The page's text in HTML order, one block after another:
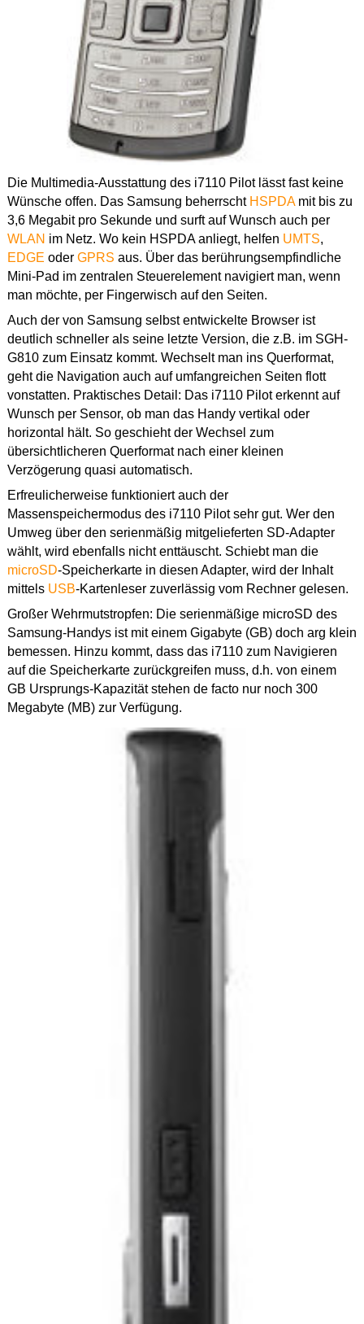
Die Multimedia-Ausstattung des i7110 Pilot lässt fast keine
Wünsche offen. Das Samsung beherrscht HSPDAmit bis zu
3,6 Megabit pro Sekunde und surft auf Wunsch auch per
WLAN im Netz. Wo kein HSPDA anliegt, helfen UMTS,
EDGE oder GPRS aus. Über das berührungsempfindliche
Mini-Pad im zentralen Steuerelement navigiert man, wenn
man möchte, per Fingerwisch auf den Seiten.
Auch der von Samsung selbst entwickelte Browser ist
deutlich schneller als seine letzte Version, die z.B. im SGH-
G810 zum Einsatz kommt. Wechselt man ins Querformat,
geht die Navigation auch auf umfangreichen Seiten flott
vonstatten. Praktisches Detail: Das i7110 Pilot erkennt auf
Wunsch per Sensor, ob man das Handy vertikal oder
horizontal hält. So geschieht der Wechsel zum
übersichtlicheren Querformat nach einer kleinen
Verzögerung quasi automatisch.
Erfreulicherweise funktioniert auch der
Massenspeichermodus des i7110 Pilot sehr gut. Wer den
Umweg über den serienmäßig mitgelieferten SD-Adapter
wählt, wird ebenfalls nicht enttäuscht. Schiebt man die
microSD-Speicherkarte in diesen Adapter, wird der Inhalt
mittels USB-Kartenleser zuverlässig vom Rechner gelesen.
Großer Wehrmutstropfen: Die serienmäßige microSD des
Samsung-Handys ist mit einem Gigabyte (GB) doch arg klein
bemessen. Hinzu kommt, dass das i7110 zum Navigieren
auf die Speicherkarte zurückgreifen muss, d.h. von einem
GB Ursprungs-Kapazität stehen de facto nur noch 300
Megabyte (MB) zur Verfügung.